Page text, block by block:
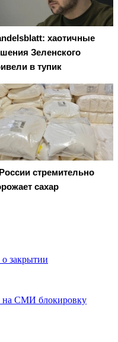
хаотичные
Зеленского
в тупик
стремительно
сахар
о закрытии
на СМИ блокировку